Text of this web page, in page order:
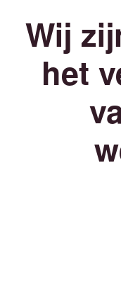
Wij
het